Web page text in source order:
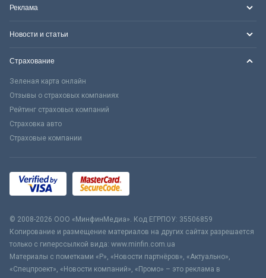
Реклама
Новости и статьи
Страхование
Зеленая карта онлайн
Отзывы о страховых компаниях
Рейтинг страховых компаний
Страховка авто
Страховые компании
© 2008-2026 ООО «МинфинМедиа». Код ЕГРПОУ: 35506859
Копирование и размещение материалов на других сайтах разрешается
только с гиперссылкой вида: www.minfin.com.ua
Материалы с пометками «Р», «Новости партнёров», «Актуально»,
«Спецпроект», «Новости компаний», «Промо» – это реклама в